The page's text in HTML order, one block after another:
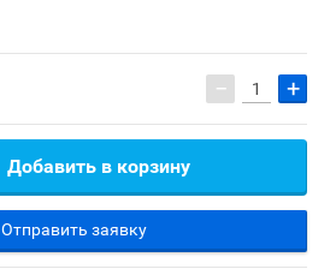
− +
Добавить в корзину
Отправить заявку